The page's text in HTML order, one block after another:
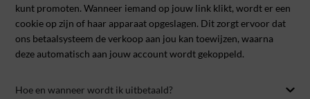
kunt promoten. Wanneer iemand op jouw link klikt, wordt er een
cookie op zijn of haar apparaat opgeslagen. Dit zorgt ervoor dat
ons betaalsysteem de verkoop aan jou kan toewijzen, waarna
deze automatisch aan jouw account wordt gekoppeld.
Hoe en wanneer wordt ik uitbetaald?